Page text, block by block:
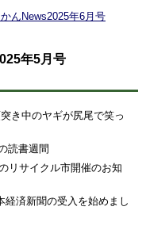
んNews2025年6月号
年5月号
き中のヤギが尻尾で笑っ
読書週間
リサイクル市開催のお知
経済新聞の受入を始めまし